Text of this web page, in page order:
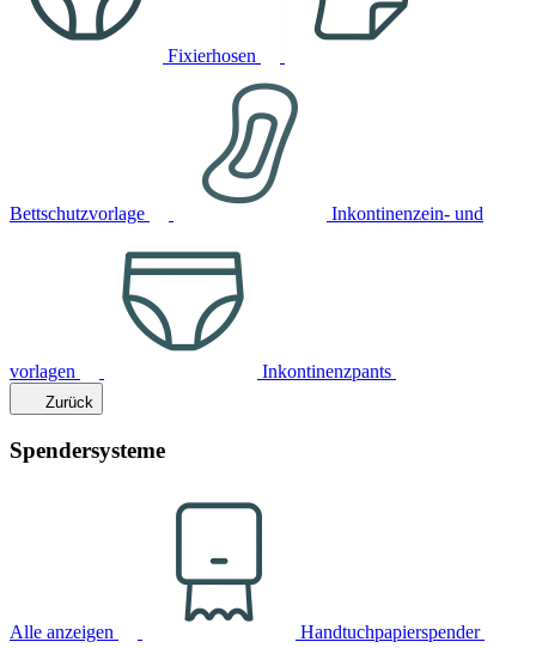
Fixierhosen
Bettschutzvorlage Inkontinenzein- und
vorlagen Inkontinenzpants
Zurück
Spendersysteme
Alle anzeigen Handtuchpapierspender